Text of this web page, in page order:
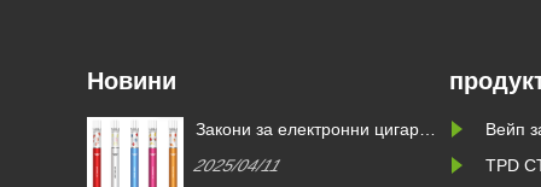
Новини
Закони за електронни цигари
2025/04/11
Вейп
TPD